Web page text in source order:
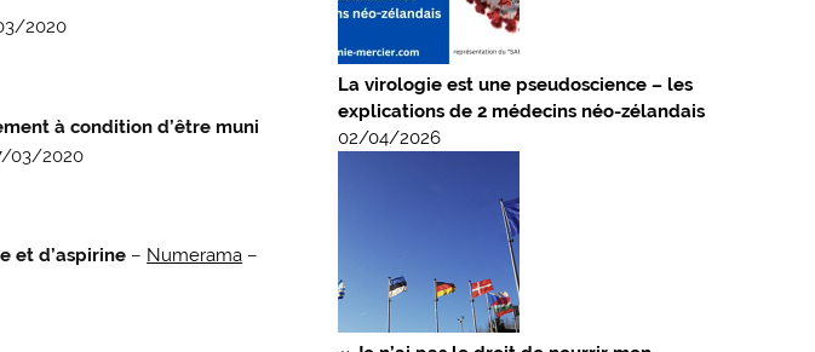
2020
à condition d’être muni
03/2020
et d’aspirine – Numerama –
La virologie est une pseudoscience – les
explications de 2 médecins néo-zélandais
02/04/2026